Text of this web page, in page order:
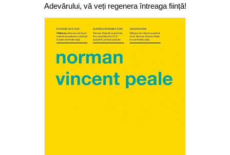
Adevărului, vă veți regenera întreaga ființă!